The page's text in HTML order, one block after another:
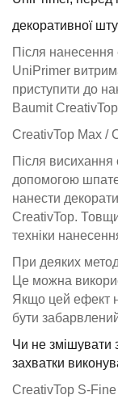
декоративної
Після
UniPrimer
приступити до
Baumit
CreativTop Max /
Після висихання
допомогою
нанести
CreativTop.
техніки
При деяких
Це можна
Якщо цей ефект
бути
Чи не змішувати
захватки
CreativTop S-